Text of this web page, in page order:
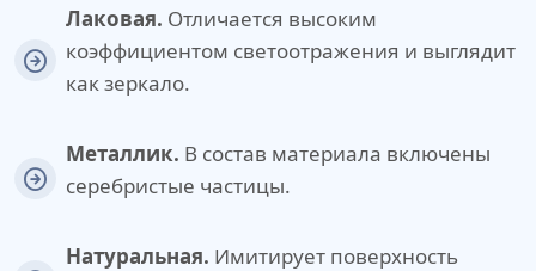
Лаковая. Отличается высоким
коэффициентом светоотражения и выглядит
как зеркало.
Металлик. В состав материала включены
серебристые частицы.
Натуральная. Имитирует поверхность